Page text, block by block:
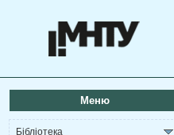
Меню
Бібліотека